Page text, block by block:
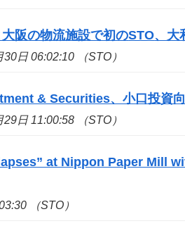
大阪の物流施設で初のSTO、大
日 06:02:10 （STO）
& Securities、小口投資
日 11:00:58 （STO）
at Nippon Paper Mill
（STO）